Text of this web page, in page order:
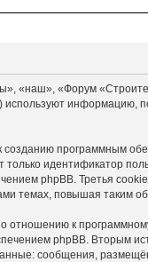
«наш», «Форум
используют информацию,
программным
идентификатор
phpBB. Третья
темах, повышая таким
к
phpBB. Вторым
сообщения,